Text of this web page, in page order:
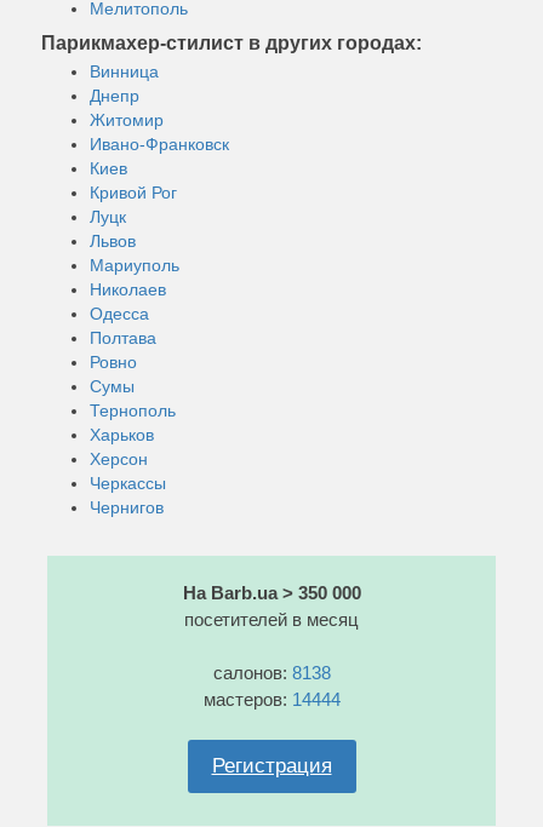
Мелитополь
Парикмахер-стилист в других городах:
Винница
Днепр
Житомир
Ивано-Франковск
Киев
Кривой Рог
Луцк
Львов
Мариуполь
Николаев
Одесса
Полтава
Ровно
Сумы
Тернополь
Харьков
Херсон
Черкассы
Чернигов
На Barb.ua > 350 000
посетителей в месяц
салонов: 8138
мастеров: 14444
Регистрация